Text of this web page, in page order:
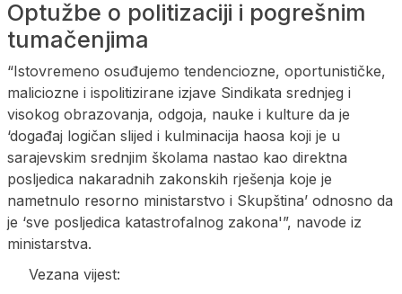
Optužbe o politizaciji i pogrešnim
tumačenjima
“Istovremeno osuđujemo tendenciozne, oportunističke,
maliciozne i ispolitizirane izjave Sindikata srednjeg i
visokog obrazovanja, odgoja, nauke i kulture da je
‘događaj logičan slijed i kulminacija haosa koji je u
sarajevskim srednjim školama nastao kao direktna
posljedica nakaradnih zakonskih rješenja koje je
nametnulo resorno ministarstvo i Skupština’ odnosno da
je ‘sve posljedica katastrofalnog zakona'”, navode iz
ministarstva.
Vezana vijest: